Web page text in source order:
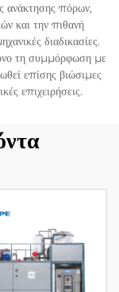
ανάκτησης πόρων,
και την πιθανή
διαδικασίες.
τη συμμόρφωση με
επίσης βιώσιμες
επιχειρήσεις.